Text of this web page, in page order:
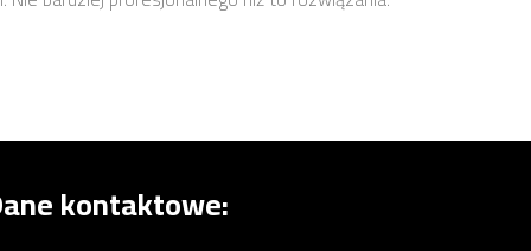
kontaktowe: